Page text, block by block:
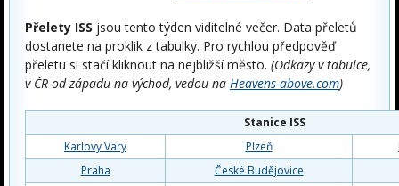
Přelety ISS jsou tento týden viditelné večer. Data přeletů
dostanete na proklik z tabulky. Pro rychlou předpověď
přeletu si stačí kliknout na nejbližší město. (Odkazy v tabulce,
v ČR od západu na východ, vedou na Heavens-above.com)
Stanice ISS
Karlovy Vary
Plzeň
Praha
České Budějovice